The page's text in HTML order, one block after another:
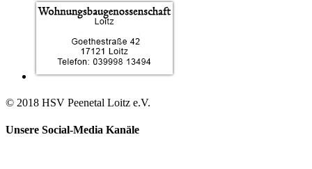
© 2018 HSV Peenetal Loitz e.V.
Unsere Social-Media Kanäle